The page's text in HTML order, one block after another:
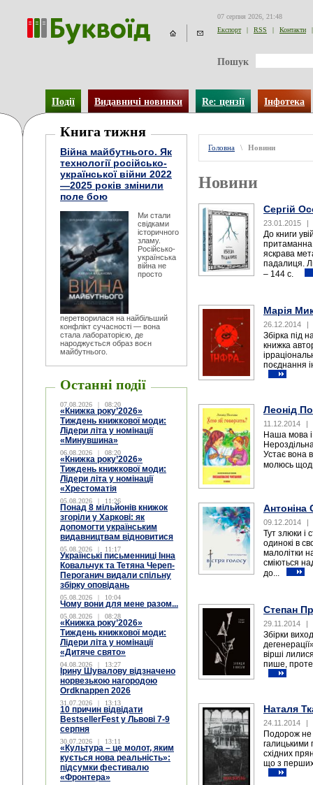
07 серпня 2026, 21:48
Експорт
| RSS | Контакти |
Пошук
Події Видавничі новинки Re: цензії Інфотека
Книга тижня
Війна майбутнього. Як
технології російсько-
української війни 2022
—2025 років змінили
поле бою
Ми стали
свідками
історичного
зламу.
Російсько-
українська
війна не
просто
перетворилася на найбільший
конфлікт сучасності — вона
стала лабораторією, де
народжується образ воєн
майбутнього.
Останні події
07.08.2026 | 08:20
«Книжка року’2026»
Тиждень книжкової моди:
Лідери літа у номінації
«Минувшина»
06.08.2026 | 08:20
«Книжка року’2026»
Тиждень книжкової моди:
Лідери літа у номінації
«Хрестоматія
05.08.2026 | 11:26
Понад 8 мільйонів книжок
згоріли у Харкові: як
допомогти українським
видавництвам відновитися
05.08.2026 | 11:17
Українські письменниці Інна
Ковальчук та Тетяна Череп-
Пероганич видали спільну
збірку оповідань
05.08.2026 | 10:04
Чому вони для мене разом...
05.08.2026 | 08:28
«Книжка року’2026»
Тиждень книжкової моди:
Лідери літа у номінації
«Дитяче свято»
04.08.2026 | 13:27
Ірину Шувалову відзначено
норвезькою нагородою
Ordknappen 2026
31.07.2026 | 13:13
10 причин відвідати
BestsellerFest у Львові 7-9
серпня
30.07.2026 | 13:11
«Культура – це молот, яким
кується нова реальність»:
підсумки фестивалю
«Фронтера»
Головна \ Новини
Новини
Сергій
23.01.2015 |
До книги
притаманна
яскрава
падалиця.
– 144 с.
Марія
26.12.2014 |
Збірка під
книжка
поєднання
Леонід
11.12.2014 |
Наша мова і
Устає вона
молюсь
Антоніна
09.12.2014 |
Тут злюки і
одинокі в
малолітки
сміються
до...
Степан
29.11.2014 |
Збірки
вірші
пише, проте
Наталя
24.11.2014 |
Подорож не
галицькими
східних
що з перших